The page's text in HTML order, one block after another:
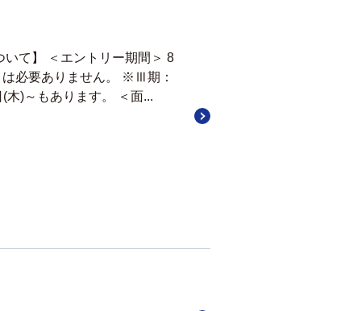
て】 ＜エントリー期間＞ 8
必要ありません。 ※Ⅲ期：
)～もあります。 ＜面...